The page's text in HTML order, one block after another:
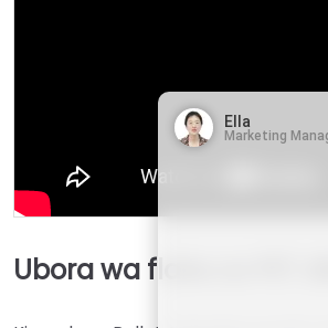
Ubora wa flake za PET
Ella
Marketing